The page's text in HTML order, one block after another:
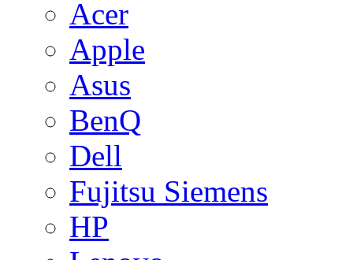
Acer
Apple
Asus
BenQ
Dell
Fujitsu Siemens
HP